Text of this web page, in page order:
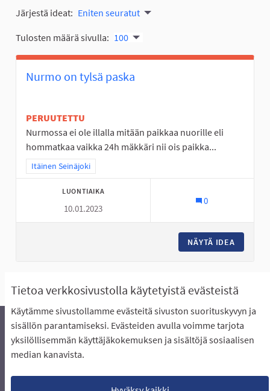
Tietoa verkkosivustolla käytetyistä evästeistä
Käytämme sivustollamme evästeitä sivuston suorituskyvyn ja
sisällön parantamiseksi. Evästeiden avulla voimme tarjota
yksilöllisemmän käyttäjäkokemuksen ja sisältöjä sosiaalisen
median kanavista.
Järjestä ideat: Eniten seuratut
Tulosten määrä sivulla: 100
Nurmo on tylsä paska
PERUUTETTU
Nurmossa ei ole illalla mitään paikkaa nuorille eli
hommatkaa vaikka 24h mäkkäri nii ois paikka...
Rajaa tulokset teeman mukaan: Itäinen Seinäjoki
Itäinen Seinäjoki
LUONTIAIKA
10.01.2023
0
NÄYTÄ IDEA
Näytä kaikki ehdotukset
Äänestyksen pikaohjeet
Usein kysytyt kysymykset
Näin äänestät Asukasbudjetissa
Lataa avoimet datatiedostot